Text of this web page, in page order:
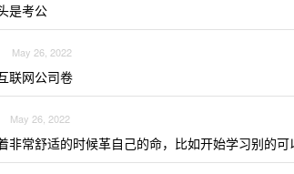
是考公
May 26, 2022
联网公司卷
May 26, 2022
非常舒适的时候革自己的命，比如开始学习别的